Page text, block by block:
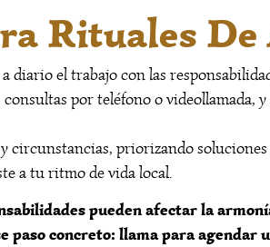
Rituales
diario el trabajo con las
por teléfono o videollamada,
circunstancias, priorizando
a tu ritmo de vida local.
pueden afectar la
paso concreto: llama para